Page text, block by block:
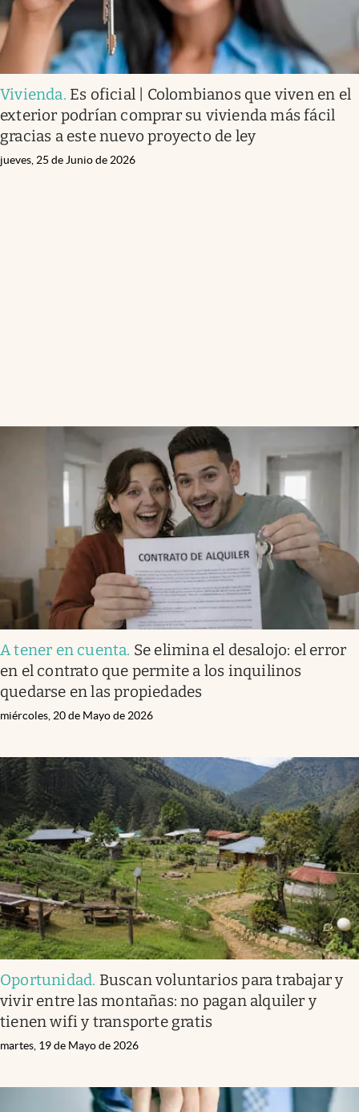
Vivienda. Es oficial | Colombianos que viven en el
exterior podrían comprar su vivienda más fácil
gracias a este nuevo proyecto de ley
jueves, 25 de Junio de 2026
A tener en cuenta. Se elimina el desalojo: el error
en el contrato que permite a los inquilinos
quedarse en las propiedades
miércoles, 20 de Mayo de 2026
Oportunidad. Buscan voluntarios para trabajar y
vivir entre las montañas: no pagan alquiler y
tienen wifi y transporte gratis
martes, 19 de Mayo de 2026